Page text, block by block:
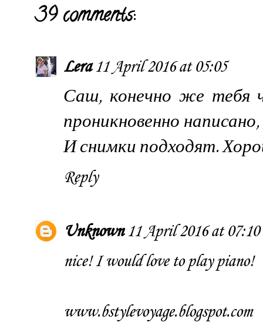
39 comments:
Lera 11 April 2016 at 05:05
Саш, конечно же тебя
проникновенно
И снимки подходят.
Reply
Unknown 11 April 2016 at 07:10
nice! I would love to play piano!
www.bstylevoyage.blogspot.com